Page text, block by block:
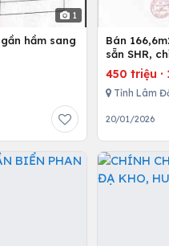
1
hầm sang
Bán
sẵn SHR,
450 triệu ·
Tỉnh Lâm
20/01/2026